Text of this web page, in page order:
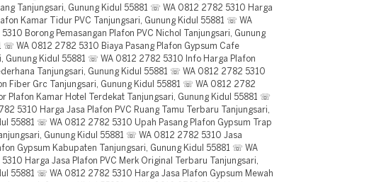
Tanjungsari, Gunung Kidul 55881 ☏ WA 0812 2782 5310 Harga
Kamar Tidur PVC Tanjungsari, Gunung Kidul 55881 ☏ WA
Borong Pemasangan Plafon PVC Nichol Tanjungsari, Gunung
☏ WA 0812 2782 5310 Biaya Pasang Plafon Gypsum Cafe
Gunung Kidul 55881 ☏ WA 0812 2782 5310 Info Harga Plafon
Tanjungsari, Gunung Kidul 55881 ☏ WA 0812 2782 5310
Fiber Grc Tanjungsari, Gunung Kidul 55881 ☏ WA 0812 2782
Plafon Kamar Hotel Terdekat Tanjungsari, Gunung Kidul 55881 ☏
5310 Harga Jasa Plafon PVC Ruang Tamu Terbaru Tanjungsari,
55881 ☏ WA 0812 2782 5310 Upah Pasang Plafon Gypsum Trap
Gunung Kidul 55881 ☏ WA 0812 2782 5310 Jasa
Gypsum Kabupaten Tanjungsari, Gunung Kidul 55881 ☏ WA
Harga Jasa Plafon PVC Merk Original Terbaru Tanjungsari,
55881 ☏ WA 0812 2782 5310 Harga Jasa Plafon Gypsum Mewah